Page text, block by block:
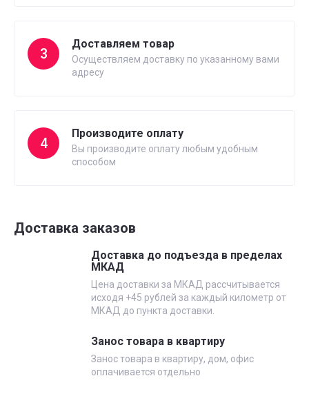
3
Доставляем товар
Осуществляем доставку по указанному вами
адресу
4
Производите оплату
Вы производите оплату любым удобным
способом
Доставка заказов
Доставка до подъезда в пределах
МКАД
Цена доставки за МКАД рассчитывается
исходя +45 рублей за каждый километр от
МКАД до пункта доставки.
Занос товара в квартиру
Занос товара в квартиру, дом, офис
оплачивается отдельно